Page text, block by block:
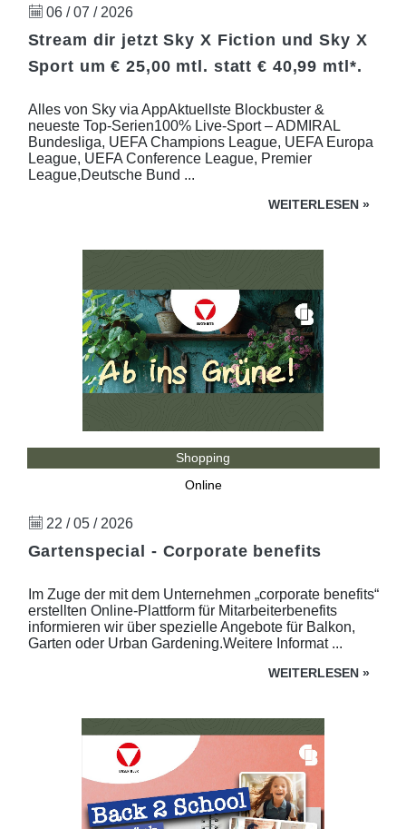
06 / 07 / 2026
Stream dir jetzt Sky X Fiction und Sky X
Sport um € 25,00 mtl. statt € 40,99 mtl*.
Alles von Sky via AppAktuellste Blockbuster &
neueste Top-Serien100% Live-Sport – ADMIRAL
Bundesliga, UEFA Champions League, UEFA Europa
League, UEFA Conference League, Premier
League,Deutsche Bund ...
WEITERLESEN »
Shopping
Online
22 / 05 / 2026
Gartenspecial - Corporate benefits
Im Zuge der mit dem Unternehmen „corporate benefits“
erstellten Online-Plattform für Mitarbeiterbenefits
informieren wir über spezielle Angebote für Balkon,
Garten oder Urban Gardening.Weitere Informat ...
WEITERLESEN »